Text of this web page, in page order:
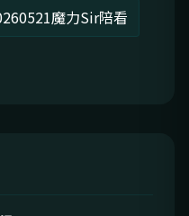
魔力Sir陪看